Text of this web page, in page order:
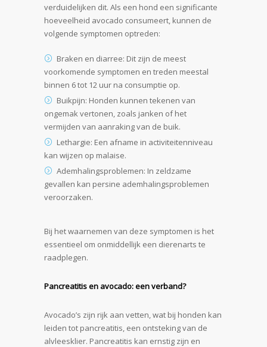
verduidelijken dit. Als een hond een significante
hoeveelheid avocado consumeert, kunnen de
volgende symptomen optreden:
Braken en diarree: Dit zijn de meest
voorkomende symptomen en treden meestal
binnen 6 tot 12 uur na consumptie op.
Buikpijn: Honden kunnen tekenen van
ongemak vertonen, zoals janken of het
vermijden van aanraking van de buik.
Lethargie: Een afname in activiteitenniveau
kan wijzen op malaise.
Ademhalingsproblemen: In zeldzame
gevallen kan persine ademhalingsproblemen
veroorzaken.
Bij het waarnemen van deze symptomen is het
essentieel om onmiddellijk een dierenarts te
raadplegen.
Pancreatitis en avocado: een verband?
Avocado’s zijn rijk aan vetten, wat bij honden kan
leiden tot pancreatitis, een ontsteking van de
alvleesklier. Pancreatitis kan ernstig zijn en